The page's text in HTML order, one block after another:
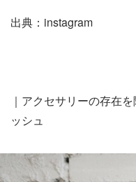
出典：instagram
｜アクセサリーの存在
ッシュ